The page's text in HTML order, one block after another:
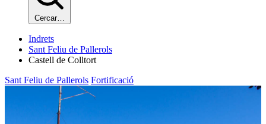
Cercar…
Indrets
Sant Feliu de Pallerols
Castell de Colltort
Sant Feliu de Pallerols Fortificació